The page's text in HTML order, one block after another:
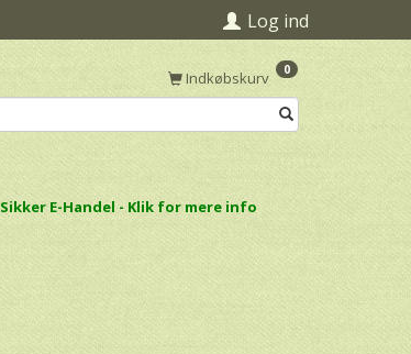
Log ind
Indkøbskurv 0
Sikker E-Handel - Klik for mere info